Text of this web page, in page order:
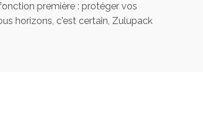
première : protéger vos
horizons, c'est certain, Zulupack